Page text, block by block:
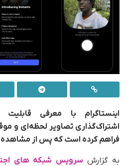
اشتراک‌گذاری تصاویر لحظه‌ای و
فراهم کرده است که پس از
به گزارش سرویس شبکه های